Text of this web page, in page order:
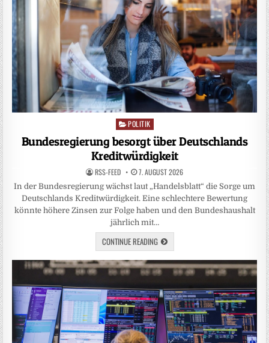
Posted
POLITIK
Bundesregierung besorgt über Deutschlands
Kreditwürdigkeit
RSS-FEED 7. AUGUST 2026
In der Bundesregierung wächst laut „Handelsblatt“ die Sorge um
Deutschlands Kreditwürdigkeit. Eine schlechtere Bewertung
könnte höhere Zinsen zur Folge haben und den Bundeshaushalt
jährlich mit…
CONTINUE READING